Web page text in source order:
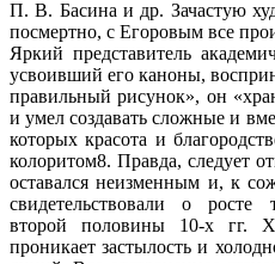
П. В. Басина и др. Зачастую
посмертно, с Егоровым все
Яркий представитель
усвоивший его каноны,
правильный рисунок», он
и умел создавать сложные и
которых красота и
колоритом8. Правда, следует
оставался неизменным и, к
свидетельствовали о росте
второй половины 10-х гг.
проникает застылость и